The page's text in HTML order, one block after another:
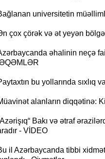
universitetin
çox çörək və ət yeyən
əhalinin neçə
bu yollarında sıxlıq
alanların diqqətinə:
Bakı və ətraf
- VİDEO
il Azərbaycanda tibbi